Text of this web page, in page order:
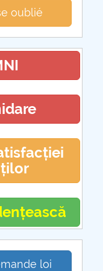
oublié
loi